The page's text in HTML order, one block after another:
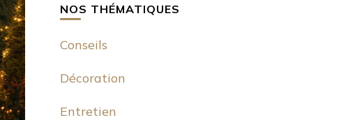
NOS THÉMATIQUES
Conseils
Décoration
Entretien